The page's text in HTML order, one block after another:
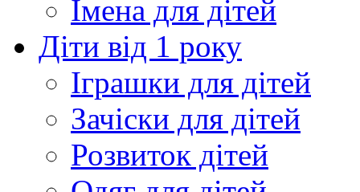
Імена для дітей
Діти від 1 року
Іграшки для дітей
Зачіски для дітей
Розвиток дітей